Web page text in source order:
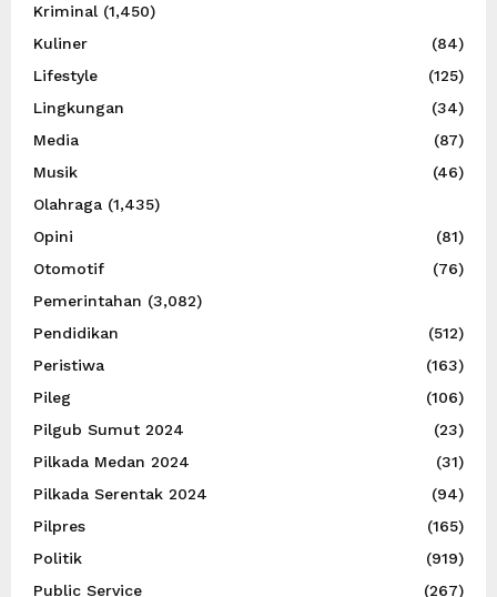
Kriminal (1,450)
Kuliner
(84)
Lifestyle
(125)
Lingkungan
(34)
Media
(87)
Musik
(46)
Olahraga (1,435)
Opini
(81)
Otomotif
(76)
Pemerintahan (3,082)
Pendidikan
(512)
Peristiwa
(163)
Pileg
(106)
Pilgub Sumut 2024
(23)
Pilkada Medan 2024
(31)
Pilkada Serentak 2024
(94)
Pilpres
(165)
Politik
(919)
Public Service
(267)